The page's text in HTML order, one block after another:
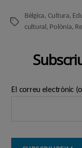
Etiquetes
Bèlgica, Cultura,
cultural , Polònia,
El correu electrònic